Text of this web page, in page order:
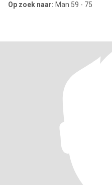
Op zoek naar: Man 59 - 75